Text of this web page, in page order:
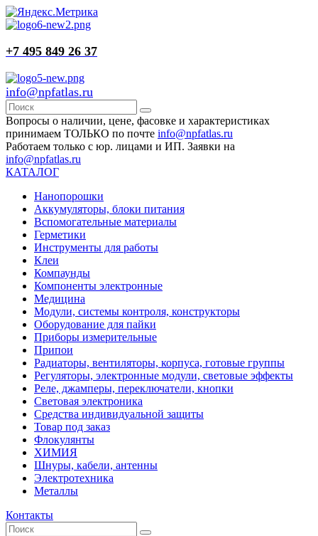
+7 495 849 26 37
info@npfatlas.ru
Вопросы о наличии, цене, фасовке и характеристиках
принимаем ТОЛЬКО по почте info@npfatlas.ru
Работаем только с юр. лицами и ИП. Заявки на
info@npfatlas.ru
КАТАЛОГ
Нанопорошки
Аккумуляторы, блоки питания
Вспомогательные материалы
Герметики
Инструменты для работы
Клеи
Компаунды
Компоненты электронные
Медицина
Модули, системы контроля, конструкторы
Оборудование для пайки
Приборы измерительные
Припои
Радиаторы, вентиляторы, корпуса, готовые группы
Регуляторы, электронные модули, световые эффекты
Реле, джамперы, переключатели, кнопки
Световая электроника
Средства индивидуальной защиты
Товар под заказ
Флокулянты
ХИМИЯ
Шнуры, кабели, антенны
Электротехника
Металлы
Контакты